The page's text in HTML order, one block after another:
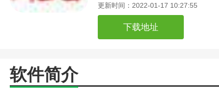
更新时间：2022-01-17 10:27:55
下载地址
软件简介